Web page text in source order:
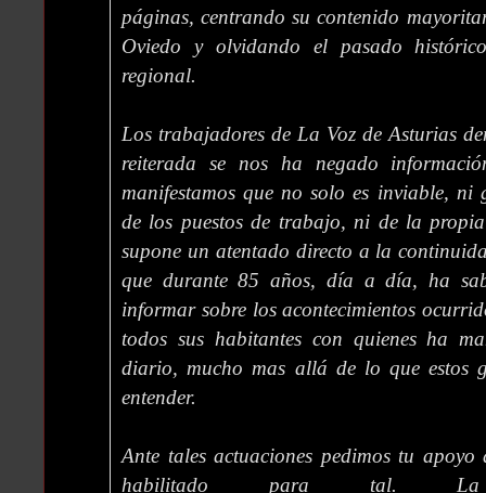
páginas, centrando su contenido
Oviedo y olvidando el pasado
regional.
Los trabajadores de La Voz de Asturias
reiterada se nos ha negado
manifestamos que no solo es inviable,
de los puestos de trabajo, ni de la
supone un atentado directo a la
que durante 85 años, día a día, ha
informar sobre los acontecimientos
todos sus habitantes con quienes ha
diario, mucho mas allá de lo que estos
entender.
Ante tales actuaciones pedimos tu
habilitado para tal.